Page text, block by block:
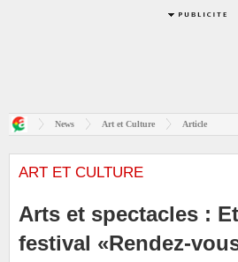
News Art et Culture Article
ART ET CULTURE
Arts et spectacles :
festival «Rendez-